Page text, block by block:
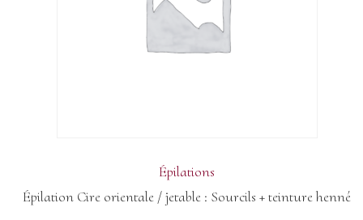
Épilations
Épilation Cire orientale / jetable : Sourcils + teinture henné